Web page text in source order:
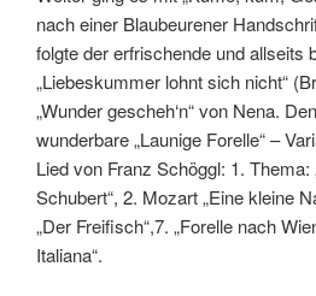
nach einer Blaubeurener
folgte der erfrischende und allseits
„Liebeskummer lohnt sich nicht“
„Wunder gescheh‘n“ von Nena.
wunderbare „Launige Forelle“ –
Lied von Franz Schöggl: 1.
Schubert“, 2. Mozart „Eine kleine
„Der Freifisch“,7. „Forelle nach
Italiana“.